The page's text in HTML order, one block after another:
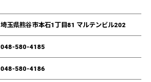
埼玉県熊谷市本石1丁目81 マルテンビル202
048-580-4185
048-580-4186